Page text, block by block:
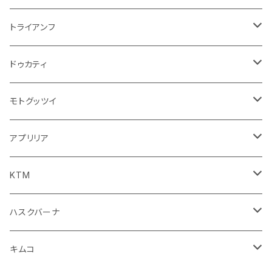
携帯・スマホホルダー
ステッカー
ダッシュボード
外装系
スポイラー系
シートカバー
その他
オイル系
その他
フロントガラス回り
ワイパー
リアガラス回り
ライト系
フォグランプ
ミラー系
足回り
サスペンション
ミラー
ブレーキ系
クラッチブレーキレバー
駆動系
その他
フェンダー系
足回り
サスペンション
ハンドル系
足回り
サスペンション
タンク系
キャップ
ブレーキ系
ブレーキ・クラッチレバー
ミラー
トライアンフ
ミラー
ドゥカティ
ミラー
その他
ブレーキ系
ブレーキクラッチレバー
フェンダー系
モトグッツイ
ミラー
アプリリア
ミラー
ブレーキ系
クラッチブレーキレバー
フェンダー系
KTM
ミラー
ハスクバーナ
ミラー
キムコ